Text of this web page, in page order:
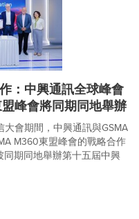
：中興通訊全球峰會
峰會將同期同地舉辦
會期間，中興通訊與GSMA
M360東盟峰會的戰略合作
期同地舉辦第十五屆中興